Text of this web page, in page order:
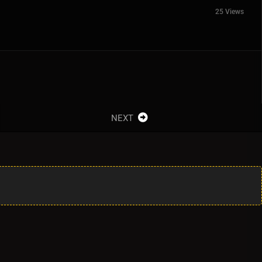
25 Views
NEXT